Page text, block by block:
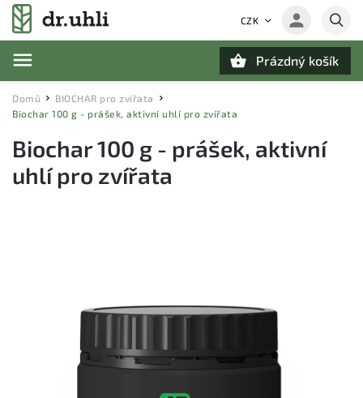
CZK
Prázdný košík
Domů / BIOCHAR pro zvířata
/
Biochar 100 g - prášek, aktivní uhlí pro zvířata
Biochar 100 g - prášek, aktivní
uhlí pro zvířata